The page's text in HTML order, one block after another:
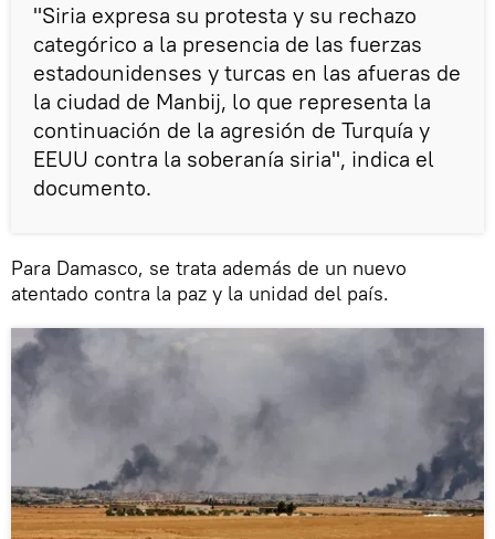
"Siria expresa su protesta y su rechazo
categórico a la presencia de las fuerzas
estadounidenses y turcas en las afueras de
la ciudad de Manbij, lo que representa la
continuación de la agresión de Turquía y
EEUU contra la soberanía siria", indica el
documento.
Para Damasco, se trata además de un nuevo
atentado contra la paz y la unidad del país.